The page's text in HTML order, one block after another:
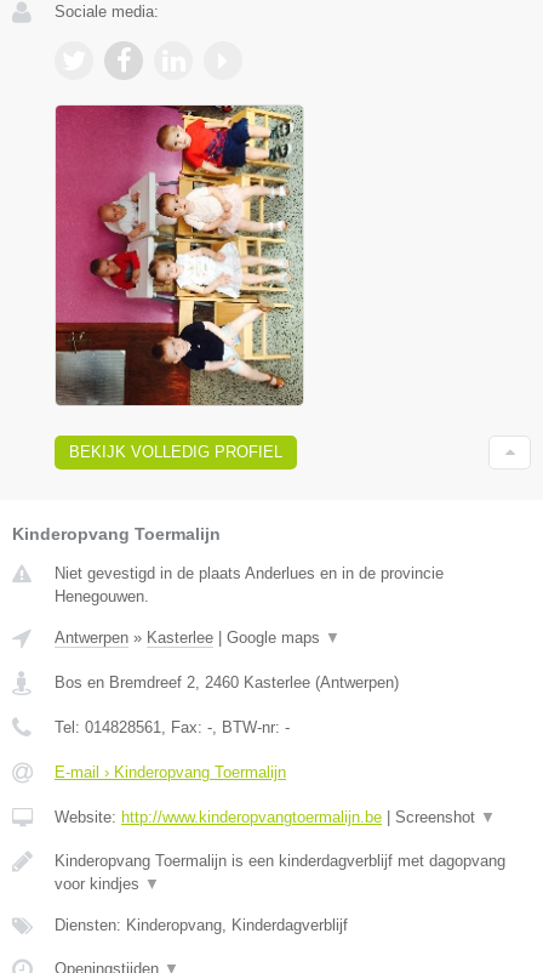
Sociale media:
BEKIJK VOLLEDIG PROFIEL
Kinderopvang Toermalijn
Niet gevestigd in de plaats Anderlues en in de provincie
Henegouwen.
Antwerpen » Kasterlee Google maps ▼
Bos en Bremdreef 2, 2460 Kasterlee (Antwerpen)
Tel: 014828561, Fax: -, BTW-nr: -
E-mail › Kinderopvang Toermalijn
Website: http://www.kinderopvangtoermalijn.be Screenshot ▼
Kinderopvang Toermalijn is een kinderdagverblijf met dagopvang
voor kindjes ▼
Diensten: Kinderopvang, Kinderdagverblijf
Openingstijden ▼